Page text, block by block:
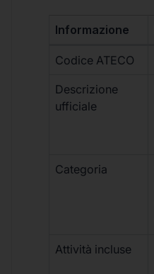
Informazione
Codice ATECO
Descrizione
ufficiale
Categoria
Attività incluse